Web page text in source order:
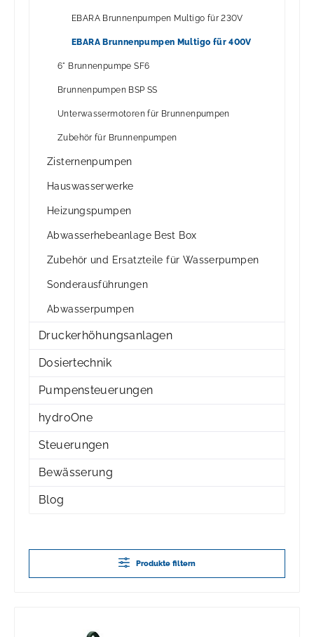
EBARA Brunnenpumpen Multigo für 230V
EBARA Brunnenpumpen Multigo für 400V
6" Brunnenpumpe SF6
Brunnenpumpen BSP SS
Unterwassermotoren für Brunnenpumpen
Zubehör für Brunnenpumpen
Zisternenpumpen
Hauswasserwerke
Heizungspumpen
Abwasserhebeanlage Best Box
Zubehör und Ersatzteile für Wasserpumpen
Sonderausführungen
Abwasserpumpen
Druckerhöhungsanlagen
Dosiertechnik
Pumpensteuerungen
hydroOne
Steuerungen
Bewässerung
Blog
Produkte filtern